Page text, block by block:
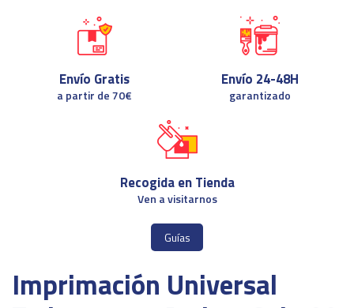
Imprimación Universal
Envío Gratis
a partir de 70€
Recogida en Tienda
Ven a visitarnos
Envío 24-48H
garantizado
Guías